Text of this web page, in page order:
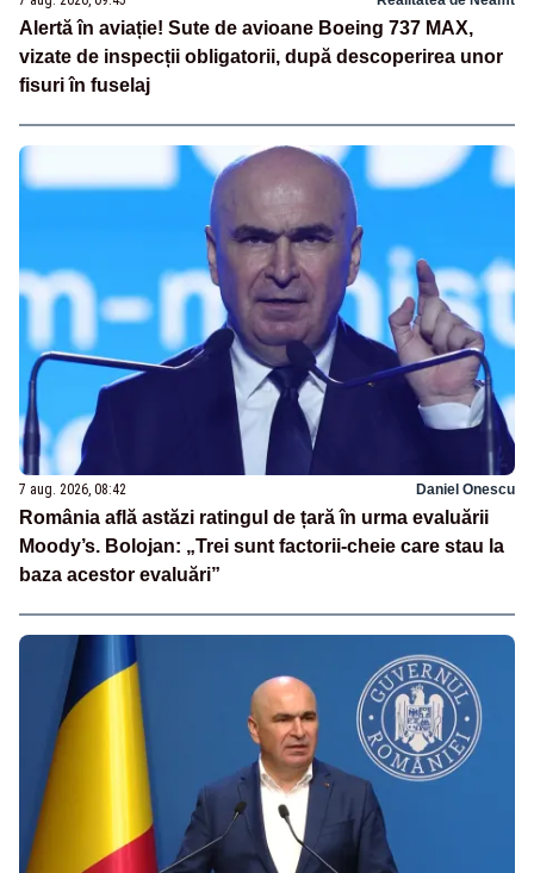
Alertă în aviație! Sute de avioane Boeing 737 MAX,
vizate de inspecții obligatorii, după descoperirea unor
fisuri în fuselaj
7 aug. 2026, 08:42 Daniel Onescu
România află astăzi ratingul de țară în urma evaluării
Moody’s. Bolojan: „Trei sunt factorii-cheie care stau la
baza acestor evaluări”